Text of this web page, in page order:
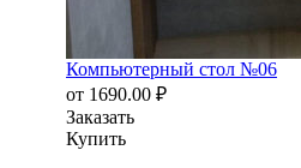
Компьютерный стол №06
от 1690.00 ₽
Заказать
Купить